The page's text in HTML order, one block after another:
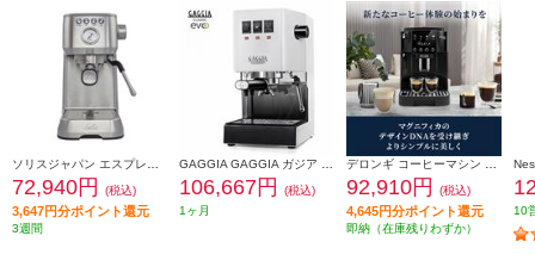
72,940円 (税込)
3,647円分ポイント還元
3週間
106,667円
(税込)
1ヶ月
92,910円 (税込)
4,645円分ポイント還元
即納（在庫残りわずか）
10